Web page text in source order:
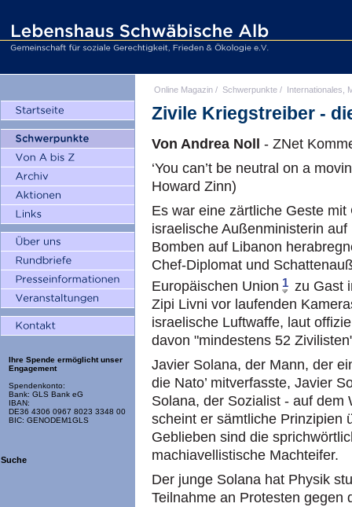
Ihre Spende ermöglicht unser
Engagement
Spendenkonto:
Bank: GLS Bank eG
IBAN:
DE36 4306 0967 8023 3348 00
BIC: GENODEM1GLS
Suche
Online Magazin / Schwerpunkte / Internationales,
Zivile Kriegstreiber -
Von Andrea Noll
- ZNet
‘You can’t be neutral on a
Howard Zinn)
Es war eine zärtliche Geste
israelische Außenministerin
Bomben auf Libanon
Chef-Diplomat und
Europäischen Union 1 zu Gast
Zipi Livni vor laufenden
israelische Luftwaffe, laut
davon "mindestens 52
Javier Solana, der Mann, der
die Nato’ mitverfasste, Javier
Solana, der Sozialist - auf dem
scheint er sämtliche Prinzipien
Geblieben sind die
machiavellistische Machteifer.
Der junge Solana hat Physik
Teilnahme an Protesten gegen